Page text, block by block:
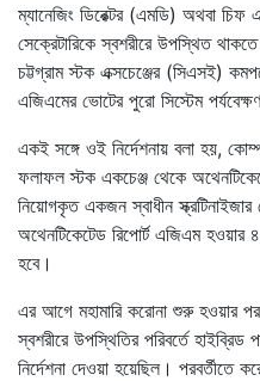
ম্যানেজিং ডিরেক্টর (এমডি) অথবা চিফ
সেক্রেটারিকে স্বশরীরে উপস্থিত
চট্টগ্রাম স্টক এক্সচেঞ্জের (সিএসই)
এজিএমের ভোটের পুরো সিস্টেম
একই সঙ্গে ওই নির্দেশনায় বলা হয়,
ফলাফল স্টক একচেঞ্জ থেকে
নিয়োগকৃত একজন স্বাধীন
অথেনটিকেটেড রিপোর্ট এজিএম হওয়ার
হবে।
এর আগে মহামারি করোনা শুরু হওয়ার পর
স্বশরীরে উপস্থিতির পরিবর্তে
নির্দেশনা দেওয়া হয়েছিল। পরবর্তীতে